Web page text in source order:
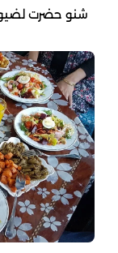
شنو حضرت